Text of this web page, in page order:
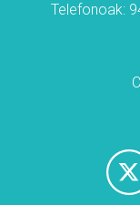
Telefonoak: